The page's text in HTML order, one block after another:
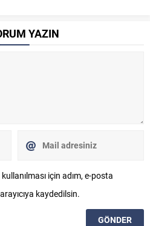
YAZIN
için adım, e-posta
kaydedilsin.